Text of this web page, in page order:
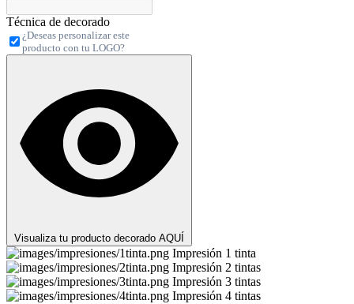
Técnica de decorado
¿Deseas personalizar este
producto con tu LOGO?
Visualiza tu producto decorado AQUÍ
Impresión 1 tinta
Impresión 2 tintas
Impresión 3 tintas
Impresión 4 tintas